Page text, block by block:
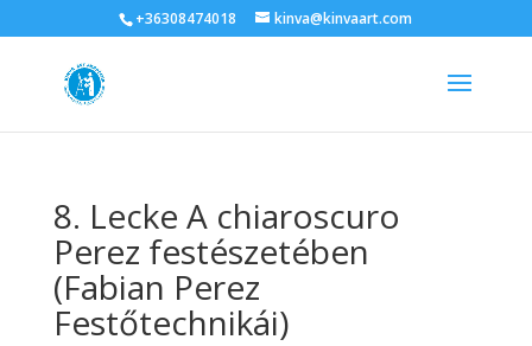
+36308474018 kinva@kinvaart.com
8. Lecke A chiaroscuro
Perez festészetében
(Fabian Perez
Festőtechnikái)